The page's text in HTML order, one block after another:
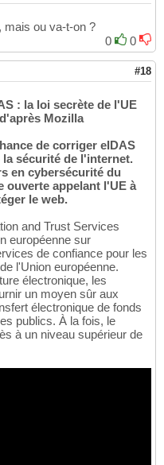
mais ou va-t-on ?
0
0
#18
: la loi secrète de l'UE
Mozilla
de corriger eIDAS
la sécurité de l'internet.
en cybersécurité du
ouverte appelant l'UE à
le web.
and Trust Services
européenne sur
de confiance pour les
l'Union européenne.
électronique, les
un moyen sûr aux
électronique de fonds
publics. À la fois, le
à un niveau supérieur de